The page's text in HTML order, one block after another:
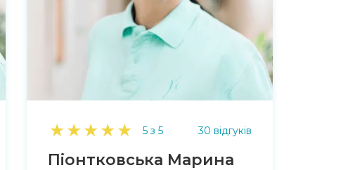
★★★★★ 5 з 5 30 відгуків
Піонтковська Марина